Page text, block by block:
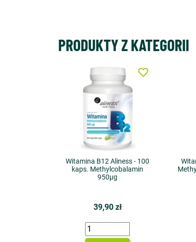
PRODUKTY Z KATEGORII
Witamina B12 Aliness - 100
kaps. Methylcobalamin
950µg
39,90 zł
favorite_border